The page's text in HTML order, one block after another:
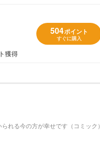
獲得
504ポイント
すぐに購入
れる今の方が幸せです（コミック）